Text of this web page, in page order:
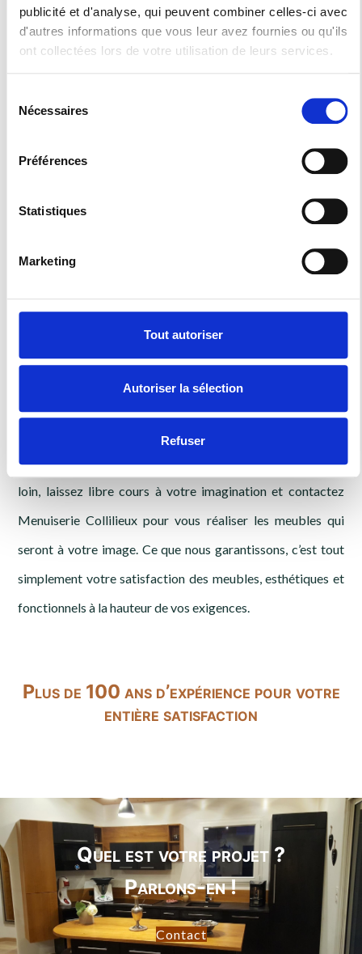
publicité et d'analyse, qui peuvent combiner celles-ci avec
d'autres informations que vous leur avez fournies ou qu'ils
ont collectées lors de votre utilisation de leurs services.
Nécessaires
Préférences
Statistiques
Marketing
Tout autoriser
Autoriser la sélection
Refuser
avec la Menuiserie Collilieux. Notre grande maitrise de la
menuiserie sera votre principal atout pour obtenir les
dans le département du 70,25 et 90.
expertise pour vous conseiller sur les accessoires
La garantie d’une
belle cuisine, d'un
dressing dans la
région
Bien au-delà de Belfort, dans la Haute-Saône (70) et plus
loin, laissez libre cours à votre imagination et contactez
Menuiserie Collilieux pour vous réaliser les meubles qui
seront à votre image. Ce que nous garantissons, c’est tout
simplement votre satisfaction des meubles, esthétiques et
fonctionnels à la hauteur de vos exigences.
Plus de 100 ans d’expérience pour votre
entière satisfaction
Quel est votre projet ?
Parlons-en !
Contact